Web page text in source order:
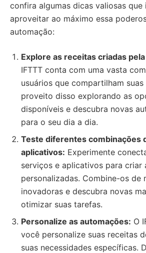
confira algumas dicas valiosas que
aproveitar ao máximo essa
automação:
Explore as receitas criadas
IFTTT conta com uma vasta
usuários que compartilham
proveito disso explorando as
disponíveis e descubra novas
para o seu dia a dia.
Teste diferentes combinações
aplicativos: Experimente
serviços e aplicativos para criar
personalizadas. Combine-os de
inovadoras e descubra novas
otimizar suas tarefas.
Personalize as automações: O
você personalize suas receitas
suas necessidades específicas.